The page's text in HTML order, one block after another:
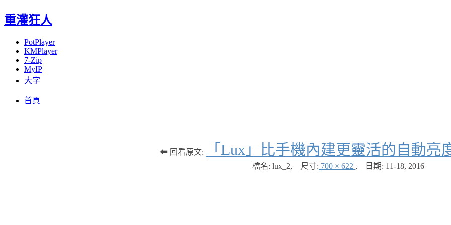
重灌狂人
PotPlayer
KMPlayer
7-Zip
MyIP
大字
首頁
⬅ 回看原文: 「Lux」比手機內建更靈活的自動亮
檔名: lux_2, 尺寸: 700 × 622 , 日期: 11-18, 2016